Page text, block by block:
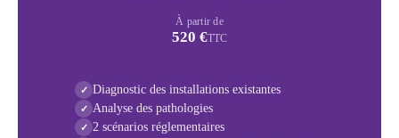
À partir de
520 €TTC
✓ Diagnostic des installations existantes
✓ Analyse des pathologies
✓ 2 scénarios réglementaires